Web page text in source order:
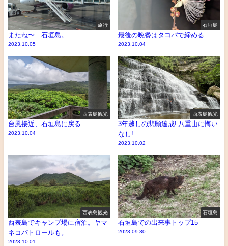
旅行
またね〜 石垣島。
2023.10.05
石垣島
最後の晩餐はタコパで締める
2023.10.04
西表島観光
台風接近、石垣島に戻る
2023.10.04
西表島観光
3年越しの悲願達成! 八重山に悔い
なし!
2023.10.02
西表島観光
西表島でキャンプ場に宿泊。ヤマ
ネコパトロールも。
2023.10.01
石垣島
石垣島での出来事トップ15
2023.09.30